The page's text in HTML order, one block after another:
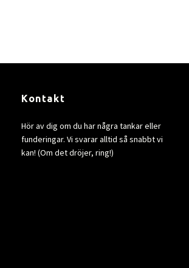
Kontakt
Hör av dig om du har några tankar eller
funderingar. Vi svarar alltid så snabbt vi
kan! (Om det dröjer, ring!)